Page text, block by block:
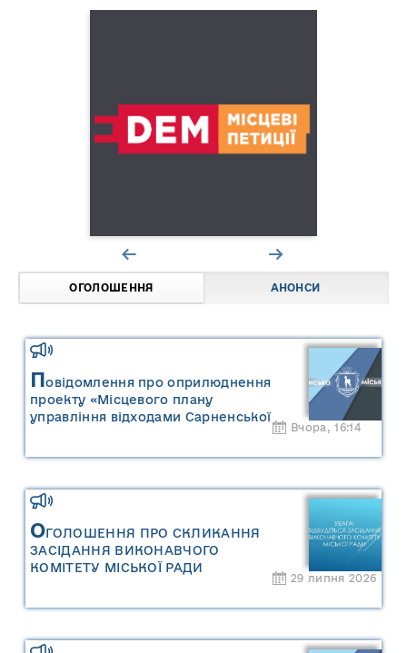
ОГОЛОШЕННЯ АНОНСИ
Повідомлення про оприлюднення
проекту «Місцевого плану
управління відходами Сарненської
міської територіальної громади» та
управління відходами Сарненської
міської територіальної громади»
Вчора, 16:14
ОГОЛОШЕННЯ ПРО СКЛИКАННЯ
ЗАСІДАННЯ ВИКОНАВЧОГО
КОМІТЕТУ МІСЬКОЇ РАДИ
29 липня 2026